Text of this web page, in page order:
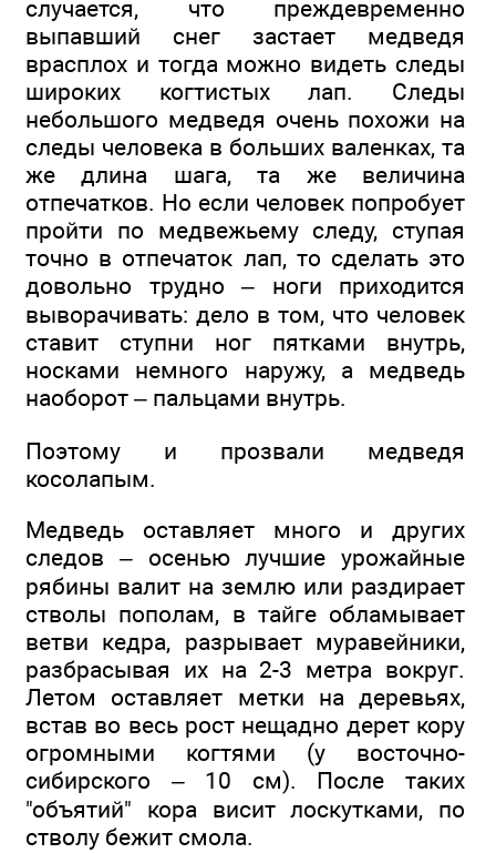
случается, что преждевременно
выпавший снег застает медведя
врасплох и тогда можно видеть следы
широких когтистых лап. Следы
небольшого медведя очень похожи на
следы человека в больших валенках, та
же длина шага, та же величина
отпечатков. Но если человек попробует
пройти по медвежьему следу, ступая
точно в отпечаток лап, то сделать это
довольно трудно – ноги приходится
выворачивать: дело в том, что человек
ставит ступни ног пятками внутрь,
носками немного наружу, а медведь
наоборот – пальцами внутрь.
Поэтому и прозвали медведя
косолапым.
Медведь оставляет много и других
следов – осенью лучшие урожайные
рябины валит на землю или раздирает
стволы пополам, в тайге обламывает
ветви кедра, разрывает муравейники,
разбрасывая их на 2-3 метра вокруг.
Летом оставляет метки на деревьях,
встав во весь рост нещадно дерет кору
огромными когтями (у восточно-
сибирского – 10 см). После таких
"объятий" кора висит лоскутками, по
стволу бежит смола.